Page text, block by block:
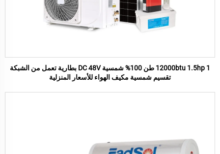
12000btu 1.5hp 1 طن 100% شمسية DC 48V بطارية تعمل من الشبكة
تقسيم شمسية مكيف الهواء للأسعار المنزلية